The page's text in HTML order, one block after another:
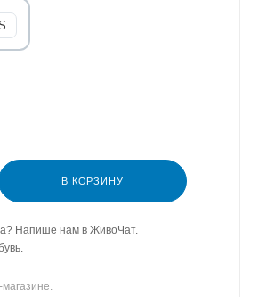
В КОРЗИНУ
Напише нам в ЖивоЧат.